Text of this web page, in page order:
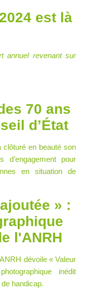
est là
annuel revenant sur
70 ans
d’État
clôturé en beauté son
d’engagement pour
en situation de
» :
l'ANRH
dévoile « Valeur
inédit
handicap.